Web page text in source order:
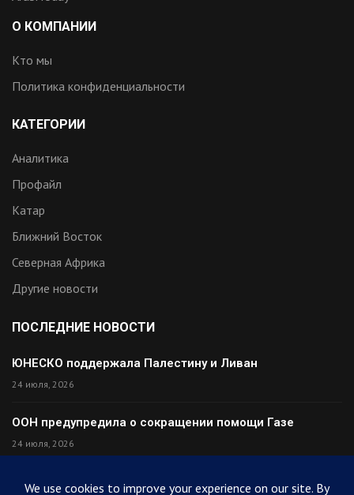
О КОМПАНИИ
Кто мы
Политика конфиденциальности
КАТЕГОРИИ
Аналитика
Профайл
Катар
Ближний Восток
Северная Африка
Другие новости
ПОСЛЕДНИЕ НОВОСТИ
ЮНЕСКО поддержала Палестину и Ливан
24 июля, 2026
ООН предупредила о сокращении помощи Газе
24 июля, 2026
Премьер Ирака прибыл в Тегеран с миром